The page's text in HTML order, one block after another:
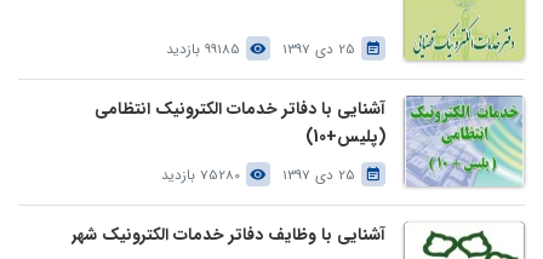
25 دی 1397 99185 بازدید
آشنایی با دفاتر خدمات الکترونیک انتظامی
(پلیس+10)
25 دی 1397 75280 بازدید
آشنایی با وظایف دفاتر خدمات الکترونیک شهر